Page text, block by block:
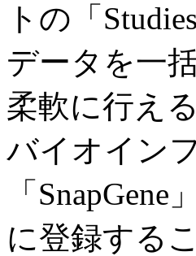
トの「
データを一
柔軟に行え
バイオイン
「
に登録する